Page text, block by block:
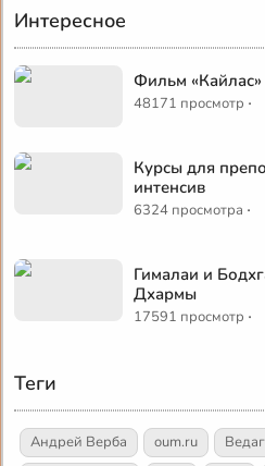
Интересное
Фильм «Кайлас»
48171 просмотр ·
Курсы для
интенсив
6324 просмотра ·
Гималаи и
Дхармы
17591 просмотр ·
Теги
Андрей Верба oum.ru